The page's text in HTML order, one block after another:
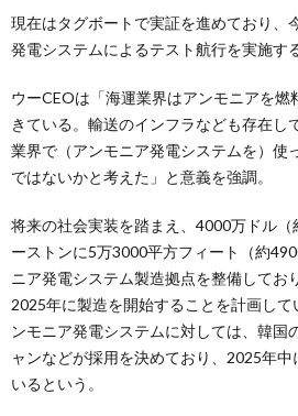
現在はタグボートで実証を進めており、
発電システムによるテスト航行を実施す
ウーCEOは「海運業界はアンモニアを
きている。輸送のインフラなども存在し
業界で（アンモニア発電システムを）使
ではないかと考えた」と意義を強調。
将来の社会実装を踏まえ、4000万ドル（
ーストンに5万3000平方フィート（約
ニア発電システム製造拠点を整備してお
2025年に製造を開始することを計画し
ンモニア発電システムに対しては、韓国
ャンなどが採用を決めており、2025年
いるという。